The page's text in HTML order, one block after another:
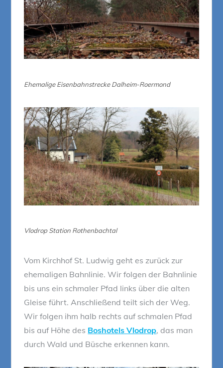
Ehemalige Eisenbahnstrecke Dalheim-Roermond
Vlodrop Station Rothenbachtal
Vom Kirchhof St. Ludwig geht es zurück zur
ehemaligen Bahnlinie. Wir folgen der Bahnlinie
bis uns ein schmaler Pfad links über die alten
Gleise führt. Anschließend teilt sich der Weg.
Wir folgen ihm halb rechts auf schmalen Pfad
bis auf Höhe des Boshotels Vlodrop, das man
durch Wald und Büsche erkennen kann.